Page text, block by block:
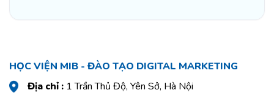
HỌC VIỆN MIB - ĐÀO TẠO DIGITAL MARKETING
Địa chỉ : 1 Trần Thủ Độ, Yên Sở, Hà Nội